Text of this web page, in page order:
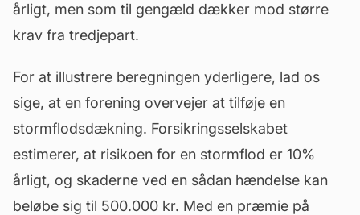
årligt, men som til gengæld dækker mod større
krav fra tredjepart.
For at illustrere beregningen yderligere, lad os
sige, at en forening overvejer at tilføje en
stormflodsdækning. Forsikringsselskabet
estimerer, at risikoen for en stormflod er 10%
årligt, og skaderne ved en sådan hændelse kan
beløbe sig til 500.000 kr. Med en præmie på